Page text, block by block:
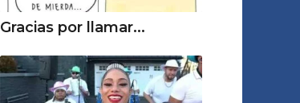
Gracias por llamar...